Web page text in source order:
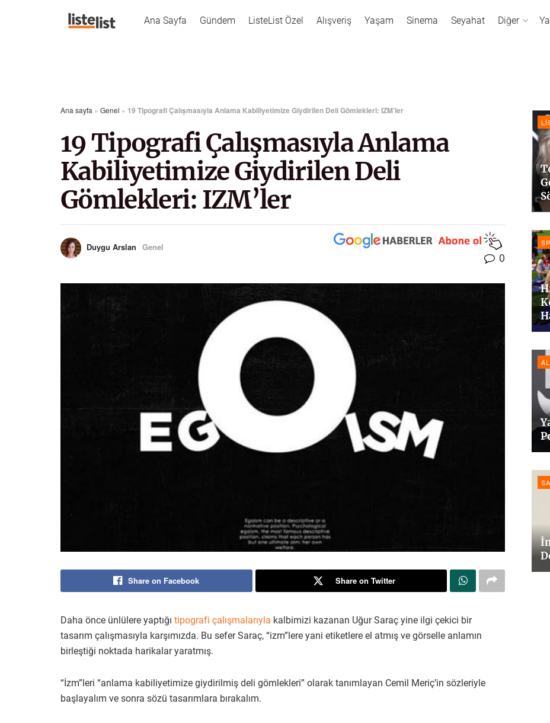
Ana Sayfa Gündem ListeList Özel Alışveriş Yaşam Sinema Seyahat Diğer
Ana sayfa » Genel » 19 Tipografi Çalışmasıyla Anlama Kabiliyetimize Giydirilen Deli Gömlekleri: IZM’ler
19 Tipografi Çalışmasıyla Anlama
Kabiliyetimize Giydirilen Deli
Gömlekleri: IZM’ler
Duygu Arslan Genel
0
Share on Facebook Share on Twitter
Daha önce ünlülere yaptığı tipografi çalışmalarıyla kalbimizi kazanan Uğur Saraç yine ilgi çekici bir
tasarım çalışmasıyla karşımızda. Bu sefer Saraç, “izm”lere yani etiketlere el atmış ve görselle anlamın
birleştiği noktada harikalar yaratmış.
“İzm”leri “anlama kabiliyetimize giydirilmiş deli gömlekleri” olarak tanımlayan Cemil Meriç’in sözleriyle
başlayalım ve sonra sözü tasarımlara bırakalım.